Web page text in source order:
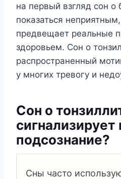
на первый взгляд сон о
показаться
предвещает реальные
здоровьем. Сон о
распространенный
у многих тревогу и
Сон о
сигнализирует
подсознание?
Сны часто